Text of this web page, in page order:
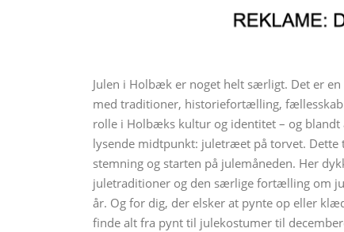
Julen i Holbæk er noget helt særligt. Det er
med traditioner, historiefortælling, fællesskab
rolle i Holbæks kultur og identitet – og
lysende midtpunkt: juletræet på torvet.
stemning og starten på julemåneden. Her
juletraditioner og den særlige fortælling om
år. Og for dig, der elsker at pynte op eller
finde alt fra pynt til julekostumer til